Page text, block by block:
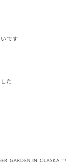
です
た
GARDEN IN CLASKA→